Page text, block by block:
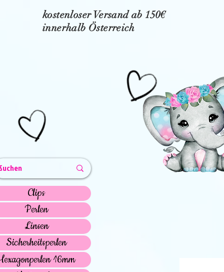
kostenloser Versand ab 150€
innerhalb Österreich
Clips
Perlen
Linsen
Sicherheitsperlen
16mm